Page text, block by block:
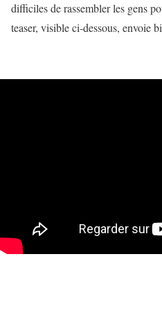
difficiles de rassembler les gens
teaser, visible ci-dessous, envoie